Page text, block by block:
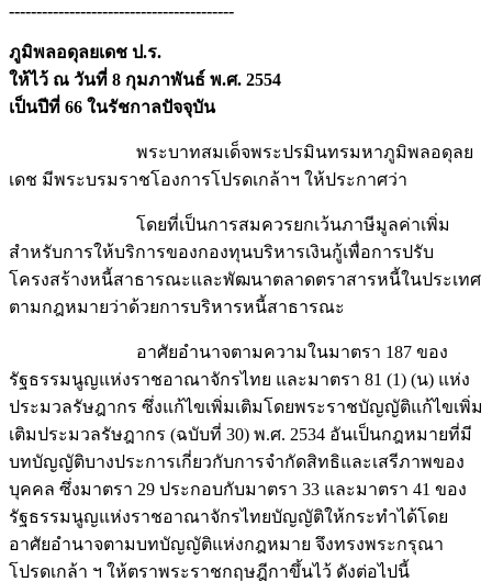
-----------------------------------------
ภูมิพลอดุลยเดช ป.ร.
ให้ไว้ ณ วันที่ 8 กุมภาพันธ์ พ.ศ. 2554
เป็นปีที่ 66 ในรัชกาลปัจจุบัน
พระบาทสมเด็จพระปรมินทรมหาภูมิพลอดุลย
เดช มีพระบรมราชโองการโปรดเกล้าฯ ให้ประกาศว่า
โดยที่เป็นการสมควรยกเว้นภาษีมูลค่าเพิ่ม
สำหรับการให้บริการของกองทุนบริหารเงินกู้เพื่อการปรับ
โครงสร้างหนี้สาธารณะและพัฒนาตลาดตราสารหนี้ในประเทศ
ตามกฎหมายว่าด้วยการบริหารหนี้สาธารณะ
อาศัยอำนาจตามความในมาตรา 187 ของ
รัฐธรรมนูญแห่งราชอาณาจักรไทย และมาตรา 81 (1) (น) แห่ง
ประมวลรัษฎากร ซึ่งแก้ไขเพิ่มเติมโดยพระราชบัญญัติแก้ไขเพิ่ม
เติมประมวลรัษฎากร (ฉบับที่ 30) พ.ศ. 2534 อันเป็นกฎหมายที่มี
บทบัญญัติบางประการเกี่ยวกับการจำกัดสิทธิและเสรีภาพของ
บุคคล ซึ่งมาตรา 29 ประกอบกับมาตรา 33 และมาตรา 41 ของ
รัฐธรรมนูญแห่งราชอาณาจักรไทยบัญญัติให้กระทำได้โดย
อาศัยอำนาจตามบทบัญญัติแห่งกฎหมาย จึงทรงพระกรุณา
โปรดเกล้า ฯ ให้ตราพระราชกฤษฎีกาขึ้นไว้ ดังต่อไปนี้